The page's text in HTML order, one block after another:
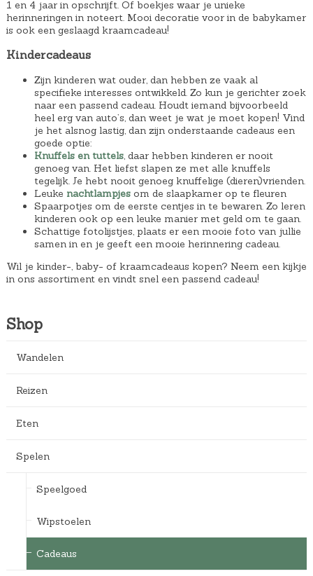
1 en 4 jaar in opschrijft. Of boekjes waar je unieke
herinneringen in noteert. Mooi decoratie voor in de babykamer
is ook een geslaagd kraamcadeau!
Kindercadeaus
Zijn kinderen wat ouder, dan hebben ze vaak al
specifieke interesses ontwikkeld. Zo kun je gerichter zoek
naar een passend cadeau. Houdt iemand bijvoorbeeld
heel erg van auto’s, dan weet je wat je moet kopen! Vind
je het alsnog lastig, dan zijn onderstaande cadeaus een
goede optie:
Knuffels en tuttels, daar hebben kinderen er nooit
genoeg van. Het liefst slapen ze met alle knuffels
tegelijk. Je hebt nooit genoeg knuffelige (dieren)vrienden.
Leuke nachtlampjesom de slaapkamer op te fleuren
Spaarpotjes om de eerste centjes in te bewaren. Zo leren
kinderen ook op een leuke manier met geld om te gaan.
Schattige fotolijstjes, plaats er een mooie foto van jullie
samen in en je geeft een mooie herinnering cadeau.
Wil je kinder-, baby- of kraamcadeaus kopen? Neem een kijkje
in ons assortiment en vindt snel een passend cadeau!
Shop
Wandelen
Reizen
Eten
Spelen
Speelgoed
Wipstoelen
Cadeaus